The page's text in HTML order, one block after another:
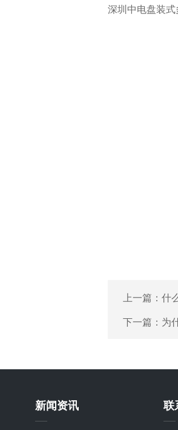
深圳中电盘装
上一篇： 什
下一篇： 为
新闻资讯 联